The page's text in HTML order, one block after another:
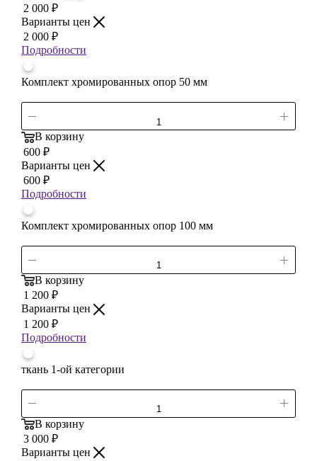
2 000 ₽
Варианты цен
2 000 ₽
Подробности
Комплект хромированных опор 50 мм
В корзину
600 ₽
Варианты цен
600 ₽
Подробности
Комплект хромированных опор 100 мм
В корзину
1 200 ₽
Варианты цен
1 200 ₽
Подробности
ткань 1-ой категории
В корзину
3 000 ₽
Варианты цен